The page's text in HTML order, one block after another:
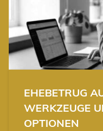
EHEBETRUG
WERKZEUGE
OPTIONEN